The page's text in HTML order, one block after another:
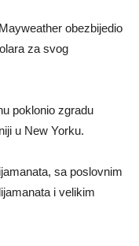
obezbijedio
za svog
poklonio zgradu
u New Yorku.
sa poslovnim
i velikim